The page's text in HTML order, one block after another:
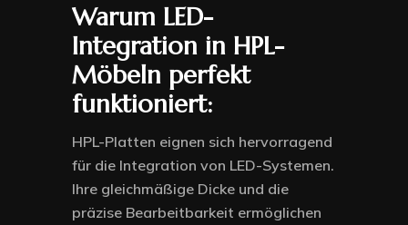
Warum LED-
Integration in HPL-
Möbeln perfekt
funktioniert:
HPL-Platten eignen sich hervorragend
für die Integration von LED-Systemen.
Ihre gleichmäßige Dicke und die
präzise Bearbeitbarkeit ermöglichen